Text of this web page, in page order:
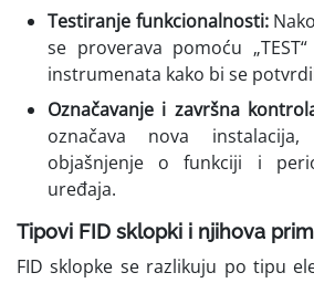
Testiranje funkcionalnosti:
se proverava pomoću
instrumenata kako bi se
Označavanje i završna
označava nova
objašnjenje o funkciji i
uređaja.
Tipovi FID sklopki i njihova
FID sklopke se razlikuju po tipu